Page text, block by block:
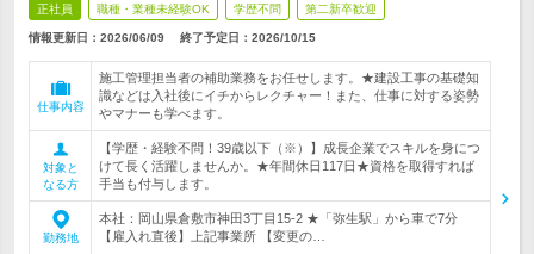
正社員 職種・業種未経験OK 学歴不問 第二新卒歓迎
情報更新日：2026/06/09 終了予定日： 2026/10/15
仕事内容
施工管理担当者の補助業務をお任せします。★建設工事の基礎知
識などは入社後にイチからレクチャー！また、仕事に対する姿勢
やマナーも学べます。
対象と
なる方
【学歴・経験不問！39歳以下（※）】成長企業でスキルを身につ
けて長く活躍しませんか。★年間休日117日★資格を取得すれば
手当も付与します。
勤務地
本社：岡山県倉敷市神田3丁目15-2 ★「弥生駅」から車で7分
【雇入れ直後】上記事業所 【変更の…